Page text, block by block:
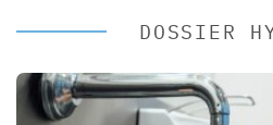
DOSSIER